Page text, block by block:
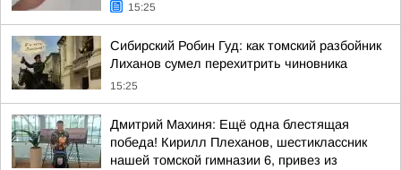
15:25
Сибирский Робин Гуд: как томский разбойник
Лиханов сумел перехитрить чиновника
15:25
Дмитрий Махиня: Ещё одна блестящая
победа! Кирилл Плеханов, шестиклассник
нашей томской гимназии 6, привез из